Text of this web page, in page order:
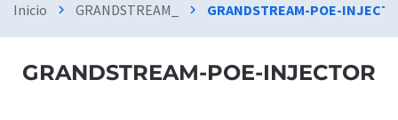
Inicio chevron_right GRANDSTREAM_ chevron_right GRANDSTREAM-POE-
GRANDSTREAM-POE-INJECTOR